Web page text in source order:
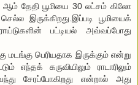
ஆம் தேதி பூமியை 30 லட்சம் கிலோ
இருக்கிறது.இப்படி பூமியைக்
பட்டியல் அவ்வப்போது
பெரியதாக இருக்கும் என்று
எந்தக் கருவியிலும் ராடாரிலும்
சேரப்போகிறது என்றால் அது